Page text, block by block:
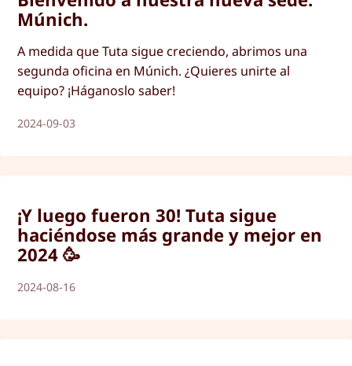
Múnich.
A medida que Tuta sigue creciendo, abrimos una
segunda oficina en Múnich. ¿Quieres unirte al
equipo? ¡Háganoslo saber!
2024-09-03
¡Y luego fueron 30! Tuta sigue
haciéndose más grande y mejor en
2024 🥳
2024-08-16